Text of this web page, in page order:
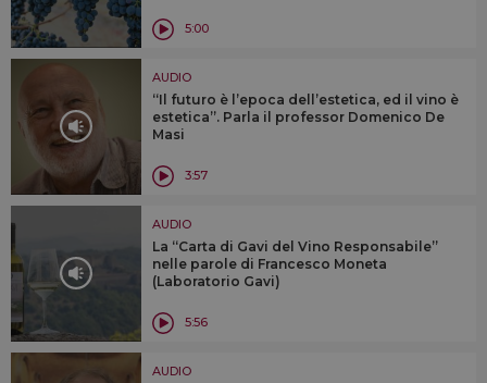
5:00
AUDIO
“Il futuro è l’epoca dell’estetica, ed il vino è
estetica”. Parla il professor Domenico De
Masi
3:57
AUDIO
La “Carta di Gavi del Vino Responsabile”
nelle parole di Francesco Moneta
(Laboratorio Gavi)
5:56
AUDIO